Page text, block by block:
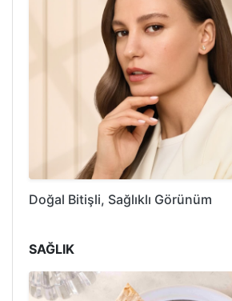
Doğal Bitişli, Sağlıklı Görünüm
SAĞLIK